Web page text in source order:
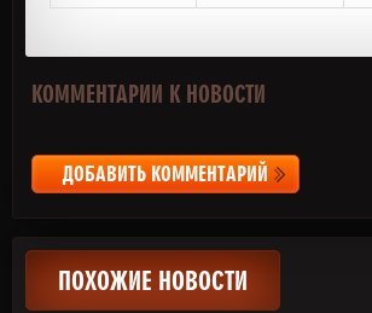
КОММЕНТАРИИ К НОВОСТИ
ДОБАВИТЬ КОММЕНТАРИЙ
ПОХОЖИЕ НОВОСТИ